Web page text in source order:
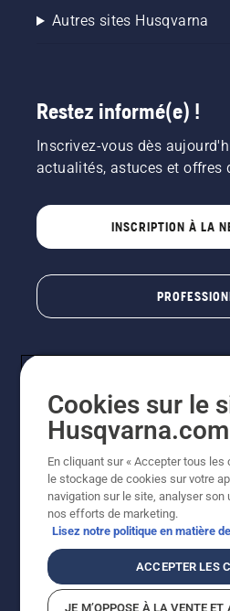
Autres sites Husqvarna
Restez informé(e) !
Inscrivez-vous dès
actualités, astuces et offres
INSCRIPTION À LA
© Husqvarna AB (publ). Tous
indiqués sont des prix de
contractuelles. Tous les prix
disponible pour un
Mentions légalesPolitique
Cookies sur le
Husqvarna.com
En cliquant sur « Accepter tous
le stockage de cookies sur votre
navigation sur le site, analyser
nos efforts de marketing.
Lisez notre politique en matière
ACCEPTER LES
JE M’OPPOSE À LA VENTE